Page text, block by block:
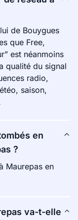
de Bouygues
que Free,
est néanmoins
qualité du signal
radio,
saison,
en
?
Maurepas en
va-t-elle